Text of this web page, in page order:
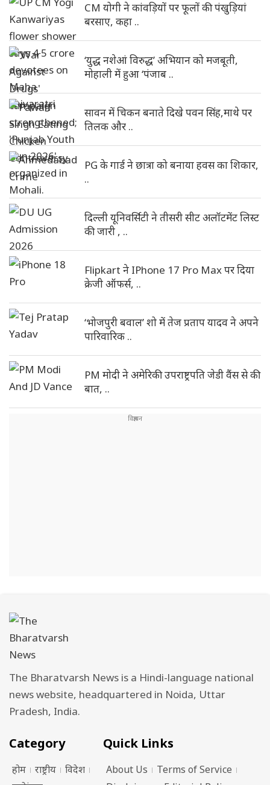
CM योगी ने कांवड़ियों पर फूलों की पंखुड़ियां
बरसाए, कहा ..
‘युद्ध नशेआं विरुद्ध’ अभियान को मजबूती,
मोहाली में हुआ ‘पंजाब ..
सावन में चिकन बनाते दिखे पवन सिंह,माथे पर
तिलक और ..
PG के गार्ड ने छात्रा को बनाया हवस का शिकार,
..
दिल्ली यूनिवर्सिटी ने तीसरी सीट अलॉटमेंट लिस्ट
की जारी , ..
Flipkart ने IPhone 17 Pro Max पर दिया
क्रेजी ऑफर्स, ..
‘भोजपुरी बवाल’ शो में तेज प्रताप यादव ने अपने
पारिवारिक ..
PM मोदी ने अमेरिकी उपराष्ट्रपति जेडी वैंस से की
बात, ..
The Bharatvarsh News is a Hindi-language national
news website, headquartered in Noida, Uttar
Pradesh, India.
Category
होम राष्ट्रीय
विदेश
Quick Links
About Us
Terms of Service